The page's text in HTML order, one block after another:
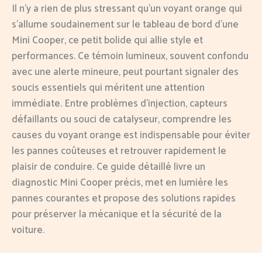
Il n’y a rien de plus stressant qu’un voyant orange qui
s’allume soudainement sur le tableau de bord d’une
Mini Cooper, ce petit bolide qui allie style et
performances. Ce témoin lumineux, souvent confondu
avec une alerte mineure, peut pourtant signaler des
soucis essentiels qui méritent une attention
immédiate. Entre problèmes d’injection, capteurs
défaillants ou souci de catalyseur, comprendre les
causes du voyant orange est indispensable pour éviter
les pannes coûteuses et retrouver rapidement le
plaisir de conduire. Ce guide détaillé livre un
diagnostic Mini Cooper précis, met en lumière les
pannes courantes et propose des solutions rapides
pour préserver la mécanique et la sécurité de la
voiture.